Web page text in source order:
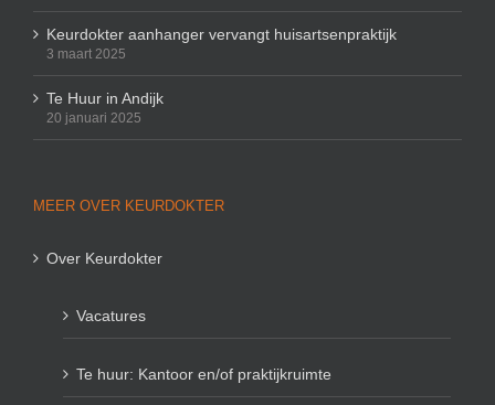
Keurdokter aanhanger vervangt huisartsenpraktijk
3 maart 2025
Te Huur in Andijk
20 januari 2025
MEER OVER KEURDOKTER
Over Keurdokter
Vacatures
Te huur: Kantoor en/of praktijkruimte